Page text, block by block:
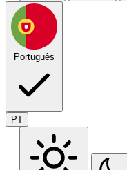
Português
PT